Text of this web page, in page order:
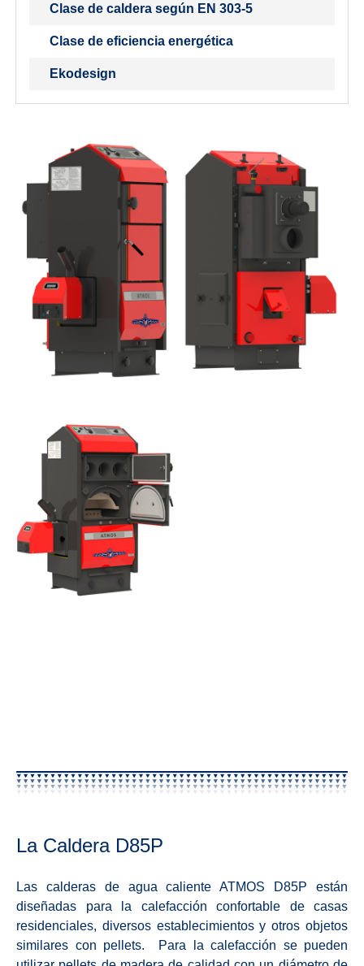
Clase de caldera según EN 303-5
Clase de eficiencia energética
Ekodesign
La Caldera D85P
Las calderas de agua caliente ATMOS D85P están
diseñadas para la calefacción confortable de casas
residenciales, diversos establecimientos y otros objetos
similares con pellets. Para la calefacción se pueden